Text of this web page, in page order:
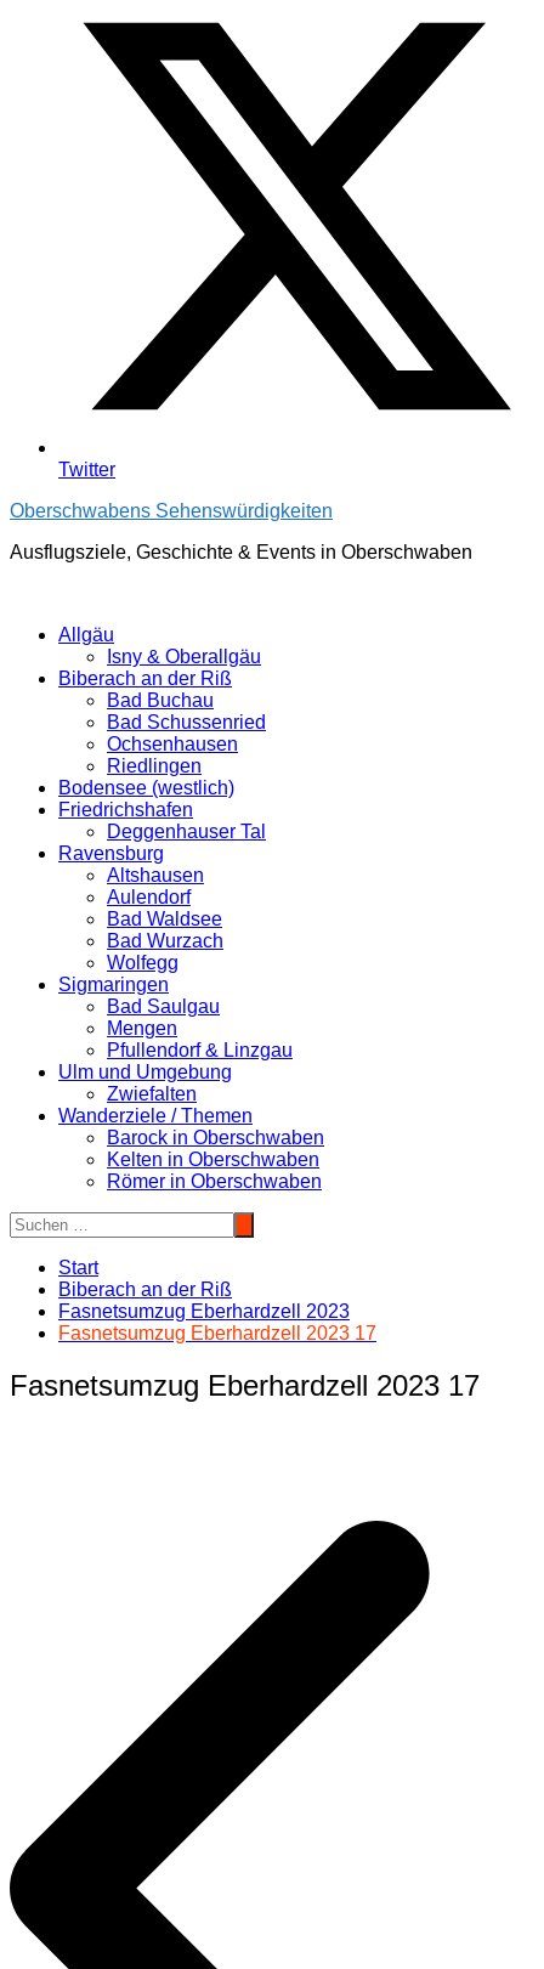
Twitter
Oberschwabens Sehenswürdigkeiten
Ausflugsziele, Geschichte & Events in Oberschwaben
Allgäu
Isny & Oberallgäu
Biberach an der Riß
Bad Buchau
Bad Schussenried
Ochsenhausen
Riedlingen
Bodensee (westlich)
Friedrichshafen
Deggenhauser Tal
Ravensburg
Altshausen
Aulendorf
Bad Waldsee
Bad Wurzach
Wolfegg
Sigmaringen
Bad Saulgau
Mengen
Pfullendorf & Linzgau
Ulm und Umgebung
Zwiefalten
Wanderziele / Themen
Barock in Oberschwaben
Kelten in Oberschwaben
Römer in Oberschwaben
Start
Biberach an der Riß
Fasnetsumzug Eberhardzell 2023
Fasnetsumzug Eberhardzell 2023 17
Fasnetsumzug Eberhardzell 2023 17